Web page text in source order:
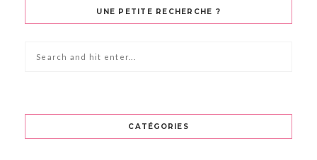
UNE PETITE RECHERCHE ?
CATÉGORIES